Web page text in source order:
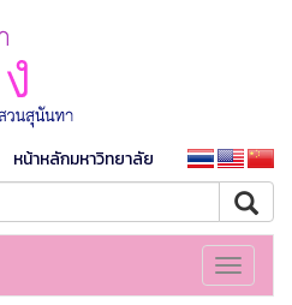
หน้าหลักมหาวิทยาลัย
Toggle